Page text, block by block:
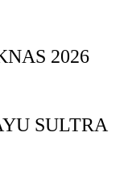
2026
SULTRA